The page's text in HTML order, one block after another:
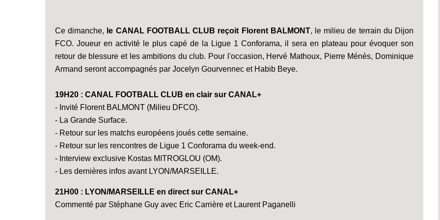
Ce dimanche, le CANAL FOOTBALL CLUB reçoit Florent BALMONT, le milieu de terrain du Dijon
FCO. Joueur en activité le plus capé de la Ligue 1 Conforama, il sera en plateau pour évoquer son
retour de blessure et les ambitions du club. Pour l'occasion, Hervé Mathoux, Pierre Ménès, Dominique
Armand seront accompagnés par Jocelyn Gourvennec et Habib Beye.
19H20 : CANAL FOOTBALL CLUB en clair sur CANAL+
- Invité Florent BALMONT (Milieu DFCO).
- La Grande Surface.
- Retour sur les matchs européens joués cette semaine.
- Retour sur les rencontres de Ligue 1 Conforama du week-end.
- Interview exclusive Kostas MITROGLOU (OM).
- Les dernières infos avant LYON/MARSEILLE.
21H00 : LYON/MARSEILLE en direct sur CANAL+
Commenté par Stéphane Guy avec Eric Carrière et Laurent Paganelli